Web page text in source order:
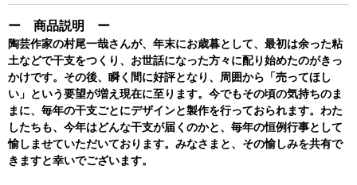
ー 商品説明 ー
陶芸作家の村尾一哉さんが、年末にお歳暮として、最初は余った粘
土などで干支をつくり、お世話になった方々に配り始めたのがきっ
かけです。その後、瞬く間に好評となり、周囲から「売ってほし
い」という要望が増え現在に至ります。今でもその頃の気持ちのま
まに、毎年の干支ごとにデザインと製作を行っておられます。わた
したちも、今年はどんな干支が届くのかと、毎年の恒例行事として
愉しませていただいております。みなさまと、その愉しみを共有で
きますと幸いでございます。